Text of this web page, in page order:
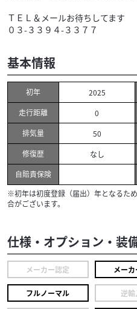
ＴＥＬ＆メールお待ちしてます
０３-３３９４-３３７７
基本情報
初年 2025
走行距離
0
排気量
50
修復歴
なし
自賠責保険
※初年は初度登録（届出）年となるた
合がございます。
仕様・オプション・装
メーカー認定 メー
フルノーマル 逆輸